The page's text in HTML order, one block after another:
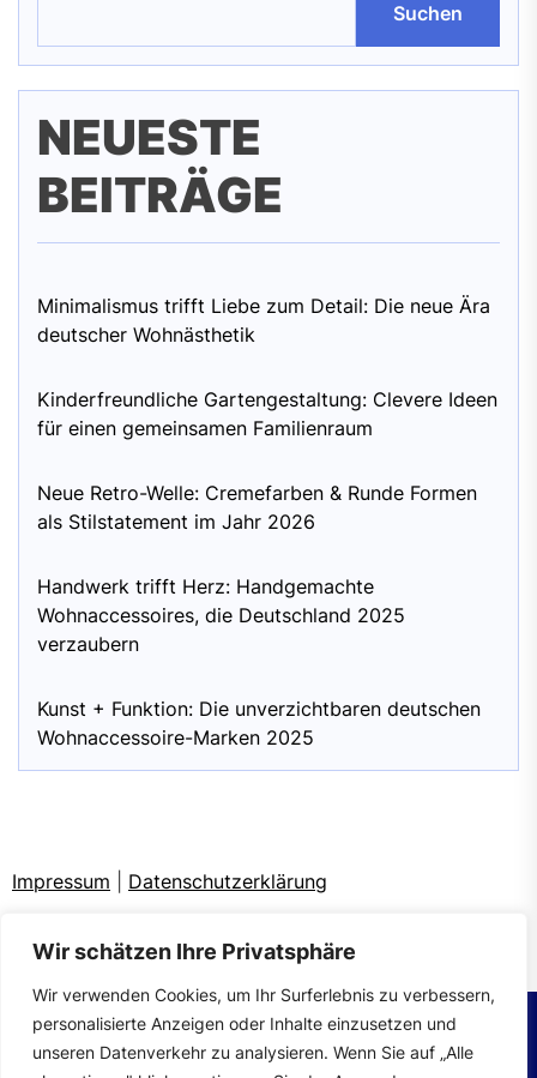
Wir schätzen Ihre Privatsphäre
Wir verwenden Cookies, um Ihr Surferlebnis zu verbessern,
personalisierte Anzeigen oder Inhalte einzusetzen und
unseren Datenverkehr zu analysieren. Wenn Sie auf „Alle
Suchen
NEUESTE
BEITRÄGE
Minimalismus trifft Liebe zum Detail: Die neue Ära
deutscher Wohnästhetik
Kinderfreundliche Gartengestaltung: Clevere Ideen
für einen gemeinsamen Familienraum
Neue Retro-Welle: Cremefarben & Runde Formen
als Stilstatement im Jahr 2026
Handwerk trifft Herz: Handgemachte
Wohnaccessoires, die Deutschland 2025
verzaubern
Kunst + Funktion: Die unverzichtbaren deutschen
Wohnaccessoire-Marken 2025
Impressum Datenschutzerklärung